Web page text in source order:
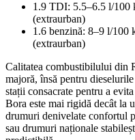
1.9 TDI: 5.5–6.5 l/100
(extraurban)
1.6 benzină: 8–9 l/100
(extraurban)
Calitatea combustibilului din
majoră, însă pentru
stații consacrate pentru a
Bora este mai rigidă decât la
drumuri denivelate confortul
sau drumuri naționale